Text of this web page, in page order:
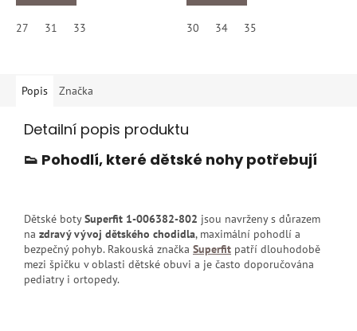
27 31 33 30 34 35
Popis Značka
Detailní popis produktu
👟 Pohodlí, které dětské nohy potřebují
Dětské botySuperfit 1-006382-802 jsou navrženy s důrazem
na zdravý vývoj dětského chodidla, maximální pohodlí a
bezpečný pohyb. Rakouská značka Superfit patří dlouhodobě
mezi špičku v oblasti dětské obuvi a je často doporučována
pediatry i ortopedy.